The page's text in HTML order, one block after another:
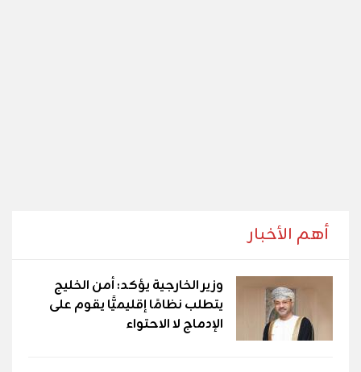
أهم الأخبار
وزير الخارجية يؤكد: أمن الخليج
يتطلب نظامًا إقليميًّا يقوم على
الإدماج لا الاحتواء